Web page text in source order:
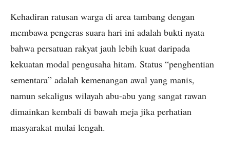
Kehadiran ratusan warga di area tambang dengan
membawa pengeras suara hari ini adalah bukti nyata
bahwa persatuan rakyat jauh lebih kuat daripada
kekuatan modal pengusaha hitam. Status “penghentian
sementara” adalah kemenangan awal yang manis,
namun sekaligus wilayah abu-abu yang sangat rawan
dimainkan kembali di bawah meja jika perhatian
masyarakat mulai lengah.